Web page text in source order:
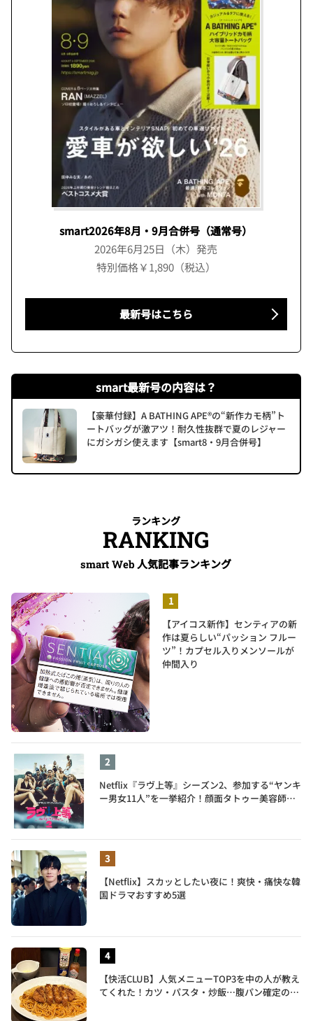
smart2026年8月・9月合併号（通常号）
2026年6月25日（木）発売
特別価格￥1,890（税込）
最新号はこちら
smart最新号の内容は？
【豪華付録】A BATHING APE®の“新作カモ柄”ト
ートバッグが激アツ！耐久性抜群で夏のレジャー
にガシガシ使えます【smart8・9月合併号】
ランキング
RANKING
smart Web 人気記事ランキング
【アイコス新作】センティアの新
作は夏らしい“パッション フルー
ツ”！カプセル入りメンソールが
仲間入り
Netflix『ラヴ上等』シーズン2、参加する“ヤンキ
ー男女11人”を一挙紹介！顔面タトゥー美容師、
【Netflix】スカッとしたい夜に！爽快・痛快な韓
国ドラマおすすめ5選
【快活CLUB】人気メニューTOP3を中の人が教え
てくれた！カツ・パスタ・炒飯…腹パン確定のガ